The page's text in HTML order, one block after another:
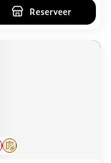
Reserveer
Op voorschrift
Geneesmiddel